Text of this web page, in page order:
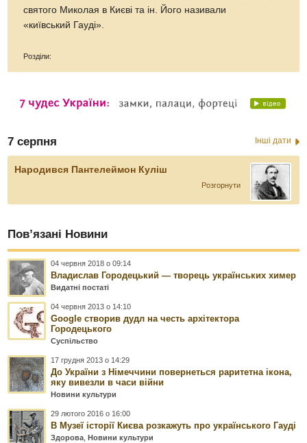
святого Миколая в Києві та ін. Його називали
«київський Гауді».
Розділи:
7 серпня Інші дати
Народився Пантелеймон Куліш
Розгорнути
Пов’язані Новини
04 червня 2018 о 09:14
Владислав Городецький — творець українських химер
Видатні постаті
04 червня 2013 о 14:10
Google створив дудл на честь архітектора
Городецького
Суспільство
17 грудня 2013 о 14:29
До України з Німеччини повернеться раритетна ікона,
яку вивезли в часи війни
Новини культури
29 лютого 2016 о 16:00
В Музеї історії Києва розкажуть про українського Гауді
Здорова Новини культури